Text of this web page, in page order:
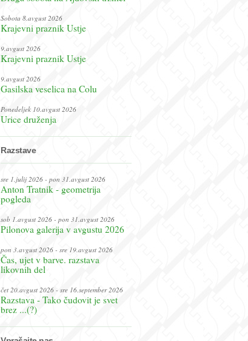
Sobota 8.avgust 2026
Krajevni praznik Ustje
9.avgust 2026
Krajevni praznik Ustje
9.avgust 2026
Gasilska veselica na Colu
Ponedeljek 10.avgust 2026
Urice druženja
Razstave
sre 1.julij 2026 - pon 31.avgust 2026
Anton Tratnik - geometrija
pogleda
sob 1.avgust 2026 - pon 31.avgust 2026
Pilonova galerija v avgustu 2026
pon 3.avgust 2026 - sre 19.avgust 2026
Čas, ujet v barve. razstava
likovnih del
čet 20.avgust 2026 - sre 16.september 2026
Razstava - Tako čudovit je svet
brez ...(?)